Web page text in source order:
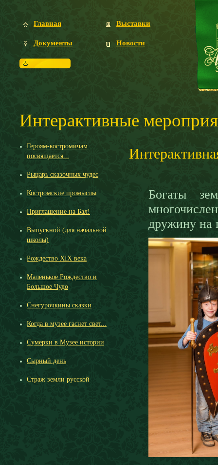
Главная
Документы
Посетителям
Выставки
Новости
Интерактивные
Героям-костромичам
посвящается...
Рыцарь сказочных чудес
Костромские промыслы
Приглашение на Бал!
Выпускной (для начальной
школы)
Рождество ХIХ века
Маленькое Рождество и
Большое Чудо
Снегурочкины сказки
Когда в музее гаснет свет...
Сумерки в Музее истории
Сырный день
Страж земли русской
Богаты
дружину на